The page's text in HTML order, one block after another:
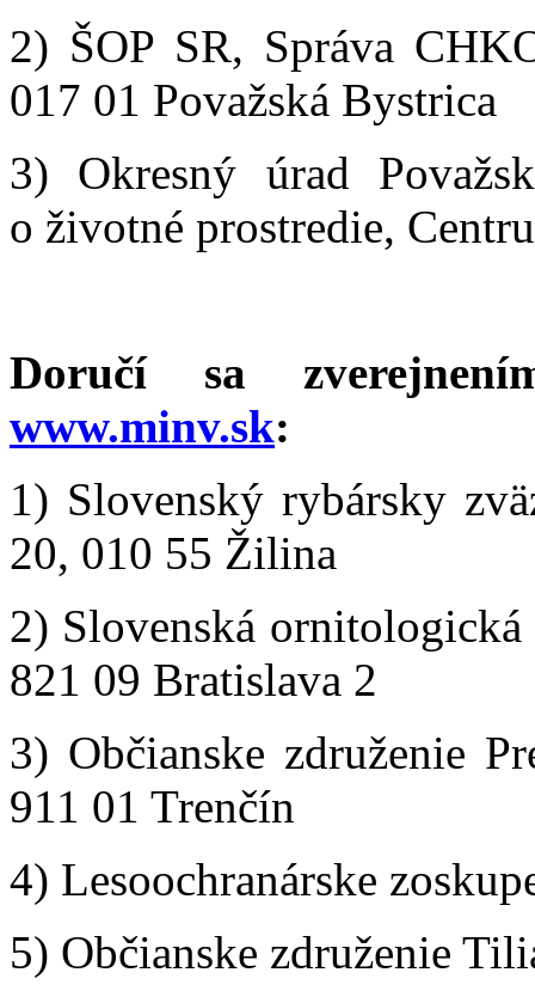
2) ŠOP SR, Správa
017 01 Považská Bystrica
3) Okresný úrad
o životné prostredie,
Doručí sa
www.minv.sk:
1) Slovenský rybársky
20, 010 55 Žilina
2) Slovenská
821 09 Bratislava 2
3) Občianske združenie
911 01 Trenčín
4) Lesoochranárske
5) Občianske združenie